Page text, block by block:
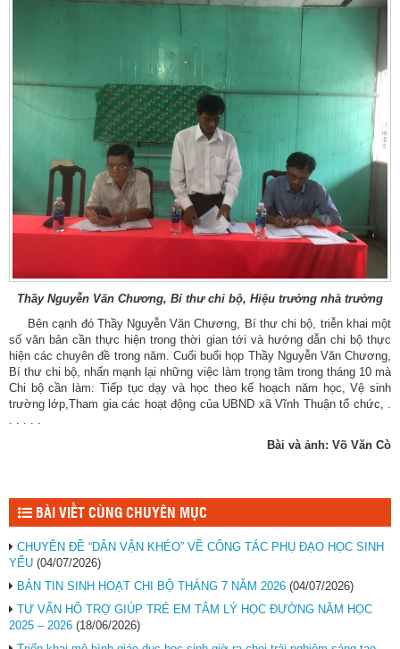
Thầy Nguyễn Văn Chương, Bí thư chi bộ, Hiệu trưởng nhà trường
Bên cạnh đó Thầy Nguyễn Văn Chương, Bí thư chi bộ, triễn khai một
số văn bản cần thực hiện trong thời gian tới và hướng dẫn chi bộ thực
hiện các chuyên đề trong năm. Cuối buổi họp Thầy Nguyễn Văn Chương,
Bí thư chi bộ, nhấn mạnh lại những việc làm trọng tâm trong tháng 10 mà
Chi bộ cần làm: Tiếp tục dạy và học theo kế hoạch năm học, Vệ sinh
trường lớp,Tham gia các hoạt động của UBND xã Vĩnh Thuận tổ chức, .
Bài và ảnh: Võ Văn Cò
BÀI VIẾT CÙNG CHUYÊN MỤC
CHUYÊN ĐỀ “DÂN VẬN KHÉO” VỀ CÔNG TÁC PHỤ ĐẠO HỌC SINH
YẾU (04/07/2026)
BẢN TIN SINH HOẠT CHI BỘ THÁNG 7 NĂM 2026 (04/07/2026)
TƯ VẤN HỔ TRỢ GIÚP TRẺ EM TÂM LÝ HỌC ĐƯỜNG NĂM HỌC
2025 – 2026 (18/06/2026)